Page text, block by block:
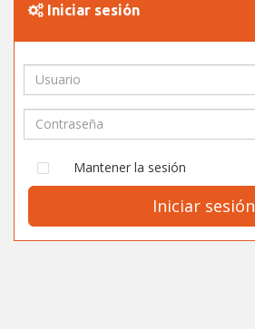
Iniciar sesión
Mantener la sesión
Iniciar sesión